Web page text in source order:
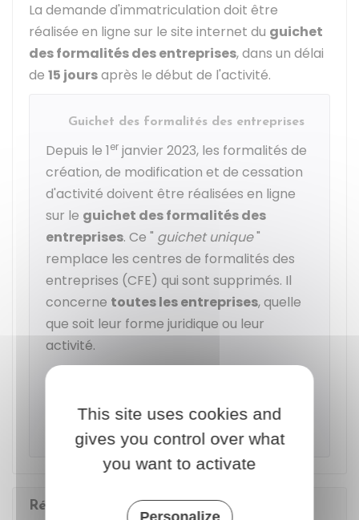
La demande d'immatriculation doit être
réalisée en ligne sur le site internet du guichet
des formalités des entreprises, dans un délai
de 15 joursaprès le début de l'activité.
Guichet des formalités des entreprises
Depuis le 1er janvier 2023, les formalités de
création, de modification et de cessation
d'activité doivent être réalisées en ligne
sur le guichet des formalités des
entreprises. Ce " guichet unique"
remplace les centres de formalités des
entreprises (CFE) qui sont supprimés. Il
concerne toutes les entreprises, quelle
que soit leur forme juridique ou leur
activité.
Institut national de la propriété industrielle (Inpi)
Rémunération et imposition de l'agent
This site uses cookies and
gives you control over what
you want to activate
Personalize